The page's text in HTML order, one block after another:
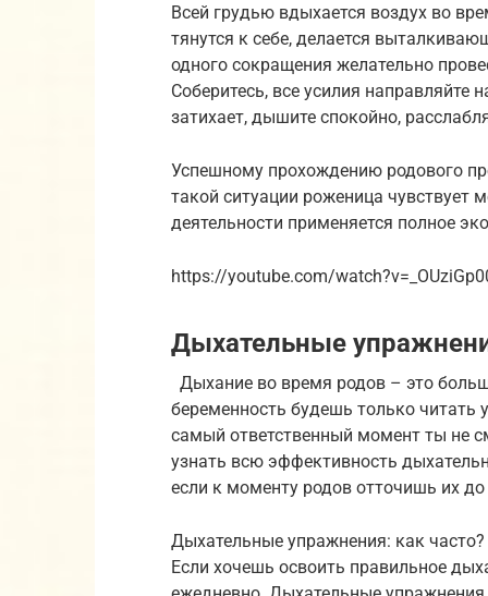
Всей грудью вдыхается воздух во
тянутся к себе, делается
одного сокращения желательно
Соберитесь, все усилия
затихает, дышите спокойно,
Успешному прохождению родового
такой ситуации роженица чувствует
деятельности применяется полное
https://youtube.com/
Дыхательные
Дыхание во время родов – это
беременность будешь только
самый ответственный момент ты не
узнать всю эффективность
если к моменту родов отточишь их
Дыхательные упражнения: как часто?
Если хочешь освоить правильное